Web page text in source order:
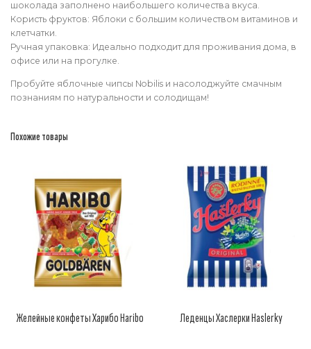
шоколада заполнено наибольшего количества вкуса.
Користь фруктов: Яблоки с большим количеством витаминов и
клетчатки.
Ручная упаковка: Идеально подходит для проживания дома, в
офисе или на прогулке.
Пробуйте яблочные чипсы Nobilis и насолоджуйте смачным
познаниям по натуральности и солодищам!
Похожие товары
Желейные конфеты Харибо Haribo Леденцы Хаслерки Haslerky